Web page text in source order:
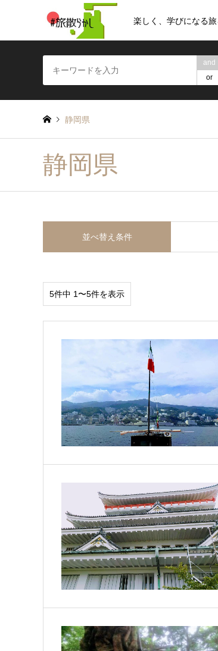
楽しく、学びになる旅
and
or
静岡県
静岡県
並べ替え条件
5件中 1〜5件を表示